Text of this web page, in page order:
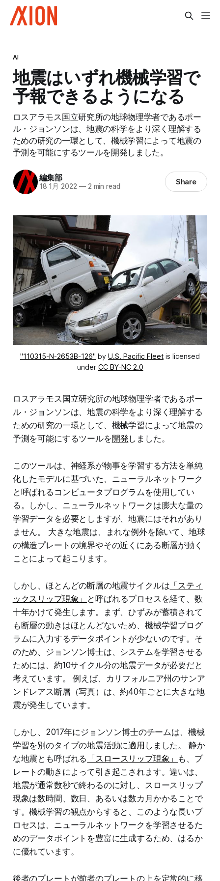
AI
地震はいずれ機械学習で
予報できるようになる
ロスアラモス国立研究所の地球物理学者であるポー
ル・ジョンソンは、地震の科学をより深く理解する
ための研究の一環として、機械学習によって地震の
予測を可能にするツールを開発しました。
編集部
18 1月 2022 —2 min read Share
"110315-N-2653B-126" by U.S. Pacific Fleet is licensed
under CC BY-NC 2.0
ロスアラモス国立研究所の地球物理学者であるポー
ル・ジョンソンは、地震の科学をより深く理解する
ための研究の一環として、機械学習によって地震の
予測を可能にするツールを開発しました。
このツールは、神経系が物事を学習する方法を単純
化したモデルに基づいた、ニューラルネットワーク
と呼ばれるコンピュータプログラムを使用してい
る。しかし、ニューラルネットワークは膨大な量の
学習データを必要としますが、地震にはそれがあり
ません。 大きな地震は、まれな例外を除いて、地球
の構造プレートの境界やその近くにある断層が動く
ことによって起こります。
しかし、ほとんどの断層の地震サイクルは 「スティ
ックスリップ現象」
と呼ばれるプロセスを経て、数
十年かけて発生します。まず、ひずみが蓄積されて
も断層の動きはほとんどないため、機械学習プログ
ラムに入力するデータポイントが少ないのです。そ
のため、ジョンソン博士は、システムを学習させる
ためには、約10サイクル分の地震データが必要だと
考えています。 例えば、カリフォルニア州のサンア
ンドレアス断層（写真）は、約40年ごとに大きな地
震が発生しています。
しかし、2017年にジョンソン博士のチームは、機械
学習を別のタイプの地震活動に適用 しました。 静か
な地震とも呼ばれる 「スロースリップ現象」
も、プ
レートの動きによって引き起こされます。違いは、
地震が通常数秒で終わるのに対し、スロースリップ
現象は数時間、数日、あるいは数カ月かかることで
す。機械学習の観点からすると、このような長いプ
ロセスは、ニューラルネットワークを学習させるた
めのデータポイントを豊富に生成するため、はるか
に優れています。
後者のプレートが前者のプレートの上を定常的に移